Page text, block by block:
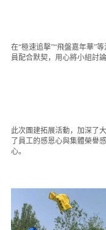
在“極速追擊”“飛盤嘉年華”
員配合默契，用心將小組討
此次團建拓展活動，加深了
了員工的感恩心與集體榮譽
心。